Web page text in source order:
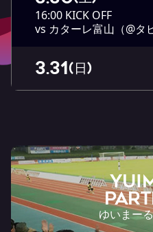
16:00 KICK OFF
vs カターレ富山（@タ
3.31(日)
ゆいまー